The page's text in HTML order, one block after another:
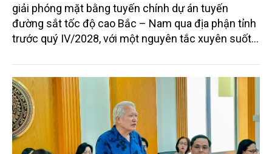
giải phóng mặt bằng tuyến chính dự án tuyến
đường sắt tốc độ cao Bắc – Nam qua địa phận tỉnh
trước quý IV/2028, với một nguyên tắc xuyên suốt: